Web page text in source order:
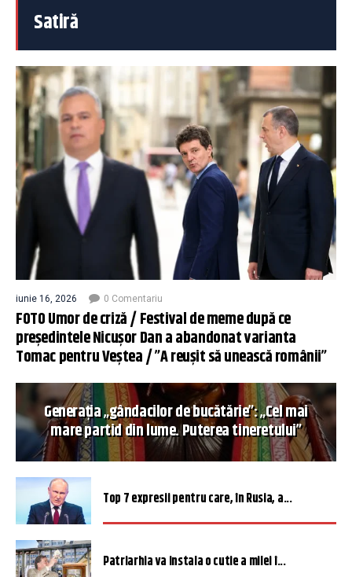
Satiră
iunie 16, 2026 0 Comentariu
FOTO Umor de criză / Festival de meme după ce
președintele Nicușor Dan a abandonat varianta
Tomac pentru Veștea / ”A reușit să unească românii”
Generația „gândacilor de bucătărie”: „Cel mai
mare partid din lume. Puterea tineretului”
Top 7 expresii pentru care, în Rusia, a...
Patriarhia va instala o cutie a milei î...